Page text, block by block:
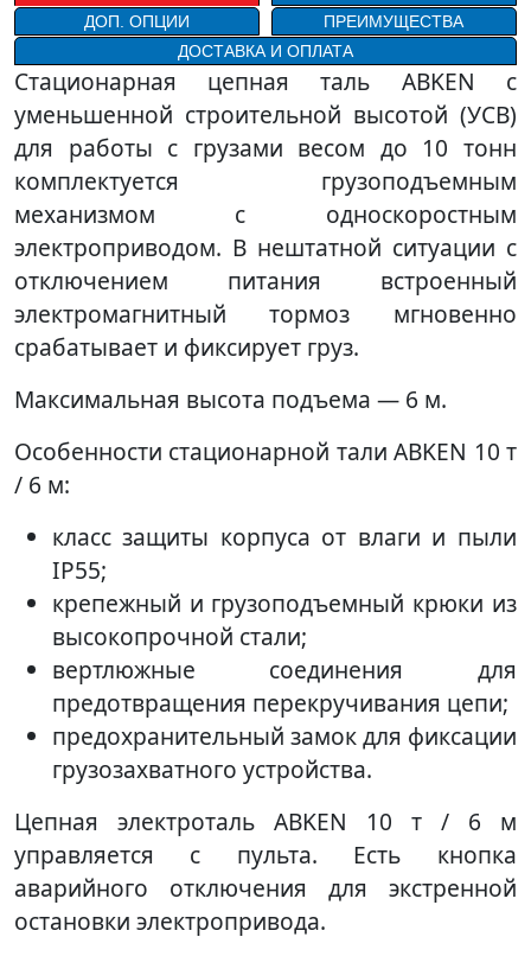
ДОП. ОПЦИИ
ПРЕИМУЩЕСТВА
ДОСТАВКА И ОПЛАТА
Стационарная цепная таль ABKEN с
уменьшенной строительной высотой (УСВ)
для работы с грузами весом до 10 тонн
комплектуется грузоподъемным
механизмом с односкоростным
электроприводом. В нештатной ситуации с
отключением питания встроенный
электромагнитный тормоз мгновенно
срабатывает и фиксирует груз.
Максимальная высота подъема — 6 м.
Особенности стационарной тали ABKEN 10 т
/ 6 м:
класс защиты корпуса от влаги и пыли
IP55;
крепежный и грузоподъемный крюки из
высокопрочной стали;
вертлюжные соединения для
предотвращения перекручивания цепи;
предохранительный замок для фиксации
грузозахватного устройства.
Цепная электроталь ABKEN 10 т / 6 м
управляется с пульта. Есть кнопка
аварийного отключения для экстренной
остановки электропривода.